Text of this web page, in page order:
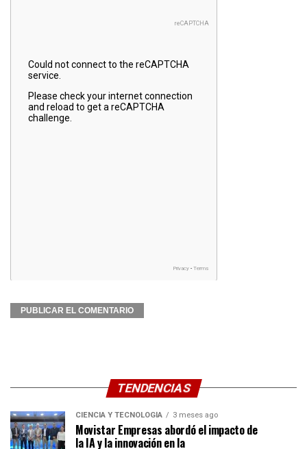
TENDENCIAS
CIENCIA Y TECNOLOGÍA 3 meses ago
Movistar Empresas abordó el impacto de
la IA y la innovación en la